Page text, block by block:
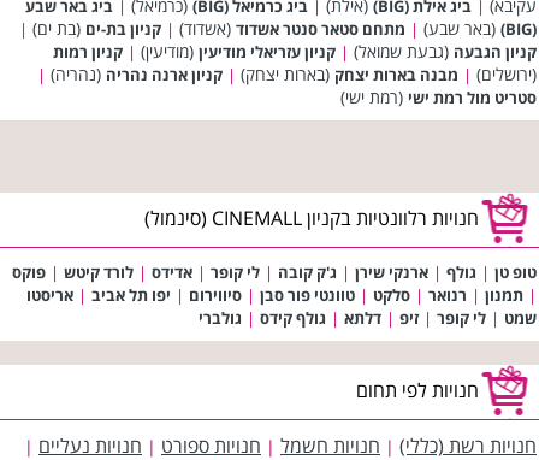
עקיבא) | ביג אילת (BIG) (אילת) | ביג כרמיאל (BIG) (כרמיאל) | ביג באר שבע
(BIG)
(באר שבע) | מתחם סטאר סנטר אשדוד (אשדוד) | קניון בת-ים (בת ים) |
קניון הגבעה (גבעת שמואל) | קניון עזריאלי מודיעין (מודיעין) | קניון רמות
(ירושלים) | מבנה בארות יצחק (בארות יצחק) | קניון ארנה נהריה (נהריה) |
סטריט מול רמת ישי (רמת ישי)
חנויות רלוונטיות בקניון CINEMALL (סינמול)
טופ טן | גולף | ארנקי שירן | ג'ק קובה | לי קופר | אדידס | לורד קיטש | פוקס
| תמנון | רנואר | סלקט | טוונטי פור סבן | סיווירום | יפו תל אביב | אריסטו
שמט | לי קופר | זיפ | דלתא | גולף קידס | גולברי
חנויות לפי תחום
חנויות רשת (כללי) | חנויות חשמל | חנויות ספורט | חנויות נעליים |